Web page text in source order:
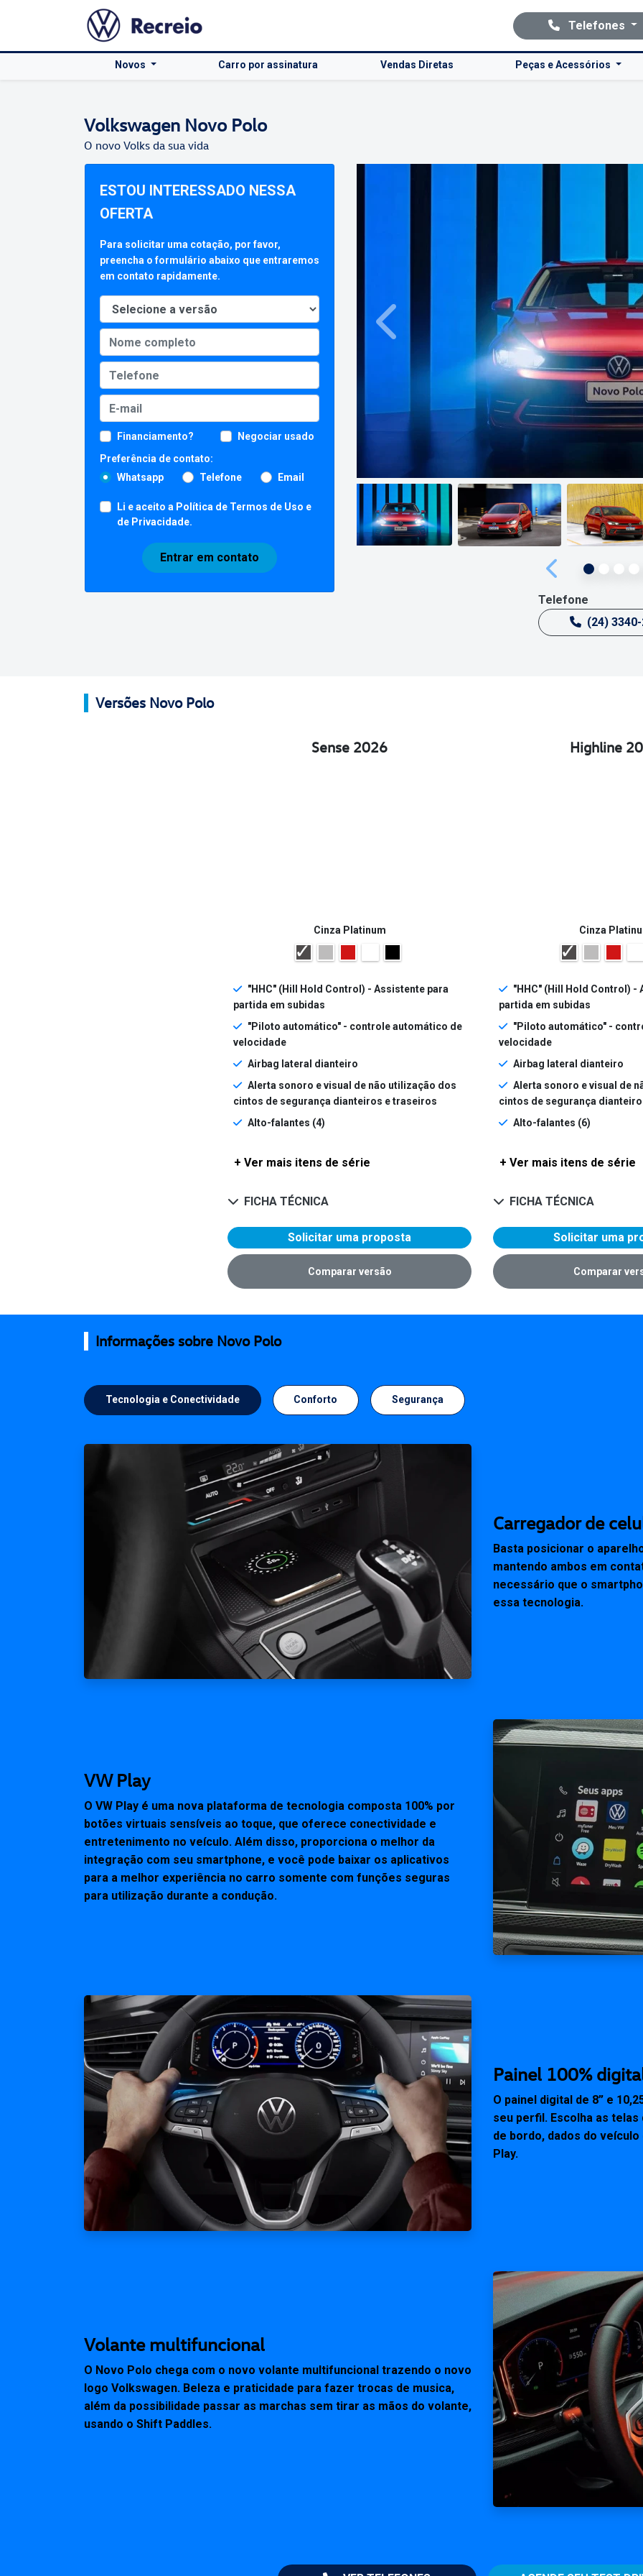
Telefones
Novos Carro por assinatura Vendas Diretas Peças e Acessórios
Volkswagen Novo Polo
O novo Volks da sua vida
ESTOU INTERESSADO NESSA
OFERTA
Para solicitar uma cotação, por favor,
preencha o formulário abaixo que entraremos
em contato rapidamente.
Financiamento?
Negociar usado
Preferência de contato:
Whatsapp
Telefone Email
Li e aceito a Política de Termos de Uso e
de Privacidade.
Entrar em contato
Anterior
Anterior
Telefone
(24)
Versões Novo Polo
Sense 2026
Cinza Platinum
"HHC" (Hill Hold Control) - Assistente para
partida em subidas
"Piloto automático" - controle automático de
velocidade
Airbag lateral dianteiro
Alerta sonoro e visual de não utilização dos
cintos de segurança dianteiros e traseiros
Alto-falantes (4)
+ Ver mais itens de série
FICHA TÉCNICA
Solicitar uma proposta
Comparar versão
Highline
Cinza
"HHC" (Hill Hold Control) -
partida em subidas
"Piloto automático" -
velocidade
Airbag lateral dianteiro
Alerta sonoro e visual de
cintos de segurança
Alto-falantes (6)
+ Ver mais itens de série
FICHA TÉCNICA
Solicitar uma
Comparar
Informações sobre Novo Polo
Tecnologia e Conectividade Conforto Segurança
Carregador de
Basta posicionar o
mantendo ambos em
necessário que o
essa tecnologia.
VW Play
O VW Play é uma nova plataforma de tecnologia composta 100% por
botões virtuais sensíveis ao toque, que oferece conectividade e
entretenimento no veículo. Além disso, proporciona o melhor da
integração com seu smartphone, e você pode baixar os aplicativos
para a melhor experiência no carro somente com funções seguras
para utilização durante a condução.
Painel 100%
O painel digital de 8” e
seu perfil. Escolha as
de bordo, dados do
Play.
Volante multifuncional
O Novo Polo chega com o novo volante multifuncional trazendo o novo
logo Volkswagen. Beleza e praticidade para fazer trocas de musica,
além da possibilidade passar as marchas sem tirar as mãos do volante,
usando o Shift Paddles.